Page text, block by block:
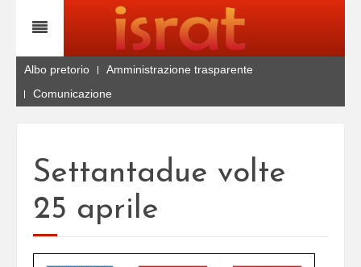
Albo pretorio
Amministrazione trasparente
Comunicazione
Settantadue volte
25 aprile